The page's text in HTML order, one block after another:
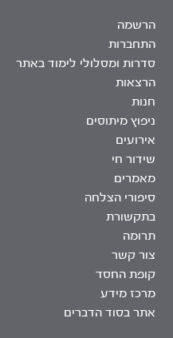
הרשמה
התחברות
סדרות ומסלולי לימוד באתר
הרצאות
חנות
ניפוץ מיתוסים
אירועים
שידור חי
מאמרים
סיפורי הצלחה
בתקשורת
תרומה
צור קשר
קופת החסד
מרכז מידע
אתר בסוד הדברים